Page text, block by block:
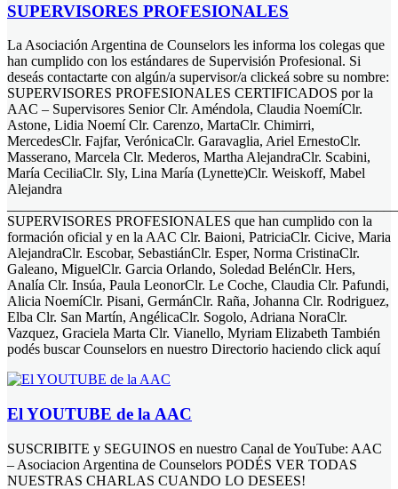
SUPERVISORES PROFESIONALES
La Asociación Argentina de Counselors les informa los colegas que
han cumplido con los estándares de Supervisión Profesional. Si
deseás contactarte con algún/a supervisor/a clickeá sobre su nombre:
SUPERVISORES PROFESIONALES CERTIFICADOS por la
AAC – Supervisores Senior Clr. Améndola, Claudia NoemíClr.
Astone, Lidia Noemí Clr. Carenzo, MartaClr. Chimirri,
MercedesClr. Fajfar, VerónicaClr. Garavaglia, Ariel ErnestoClr.
Masserano, Marcela Clr. Mederos, Martha AlejandraClr. Scabini,
María CeciliaClr. Sly, Lina María (Lynette)Clr. Weiskoff, Mabel
Alejandra
SUPERVISORES PROFESIONALES que han cumplido con la
formación oficial y en la AAC Clr. Baioni, PatriciaClr. Cicive, Maria
AlejandraClr. Escobar, SebastiánClr. Esper, Norma CristinaClr.
Galeano, MiguelClr. Garcia Orlando, Soledad BelénClr. Hers,
Analía Clr. Insúa, Paula LeonorClr. Le Coche, Claudia Clr. Pafundi,
Alicia NoemíClr. Pisani, GermánClr. Raña, Johanna Clr. Rodriguez,
Elba Clr. San Martín, AngélicaClr. Sogolo, Adriana NoraClr.
Vazquez, Graciela Marta Clr. Vianello, Myriam Elizabeth También
podés buscar Counselors en nuestro Directorio haciendo click aquí
El YOUTUBE de la AAC
SUSCRIBITE y SEGUINOS en nuestro Canal de YouTube: AAC
– Asociacion Argentina de Counselors PODÉS VER TODAS
NUESTRAS CHARLAS CUANDO LO DESEES!